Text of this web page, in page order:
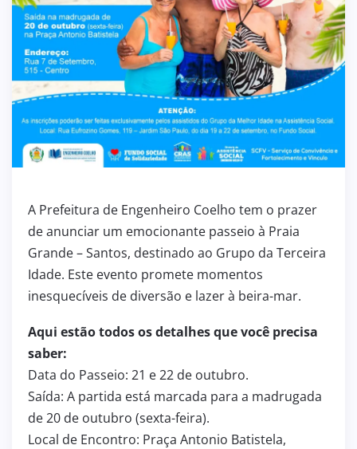
A Prefeitura de Engenheiro Coelho tem o prazer
de anunciar um emocionante passeio à Praia
Grande – Santos, destinado ao Grupo da Terceira
Idade. Este evento promete momentos
inesquecíveis de diversão e lazer à beira-mar.
Aqui estão todos os detalhes que você precisa
saber:
Data do Passeio: 21 e 22 de outubro.
Saída: A partida está marcada para a madrugada
de 20 de outubro (sexta-feira).
Local de Encontro: Praça Antonio Batistela,